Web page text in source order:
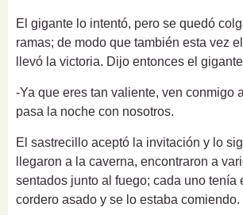
El gigante lo intentó, pero se quedó
ramas; de modo que también esta vez
llevó la victoria. Dijo entonces el
-Ya que eres tan valiente, ven conmigo
pasa la noche con nosotros.
El sastrecillo aceptó la invitación y lo
llegaron a la caverna, encontraron a
sentados junto al fuego; cada uno tenía
cordero asado y se lo estaba comiendo.